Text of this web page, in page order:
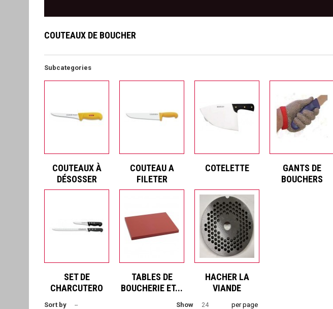
COUTEAUX DE BOUCHER
Subcategories
COUTEAUX À
DÉSOSSER
COUTEAU A
FILETER
COTELETTE
GANTS DE
BOUCHERS
SET DE
CHARCUTERO
TABLES DE
BOUCHERIE ET...
HACHER LA
VIANDE
Sort by -- Show 24 per page